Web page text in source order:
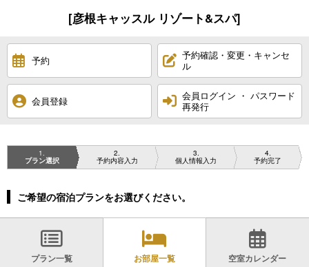
[彦根キャッスル リゾート&スパ]
予約
予約確認・変更・キャンセ
ル
会員登録
会員ログイン ・ パスワード
再発行
1
プラン選択
2
予約内容入力
3
個人情報入力
4
予約完了
ご希望の宿泊プランをお選びください。
プラン一覧 お部屋一覧 空室カレンダー